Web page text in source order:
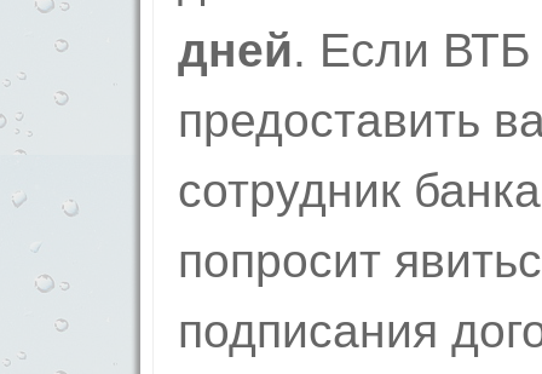
дней. Если
предоставить
сотрудник
попросит
подписания